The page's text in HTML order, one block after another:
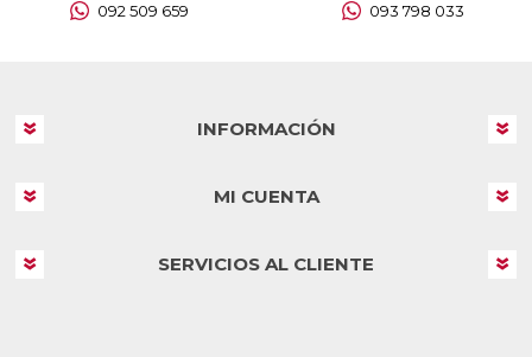
092 509 659
093 798 033
INFORMACIÓN
MI CUENTA
SERVICIOS AL CLIENTE